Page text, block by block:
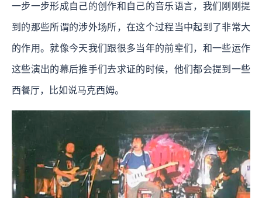
一步一步形成自己的创作和自己的音乐语言，我们刚刚提
到的那些所谓的涉外场所，在这个过程当中起到了非常大
的作用。就像今天我们跟很多当年的前辈们，和一些运作
这些演出的幕后推手们去求证的时候，他们都会提到一些
西餐厅，比如说马克西姆。